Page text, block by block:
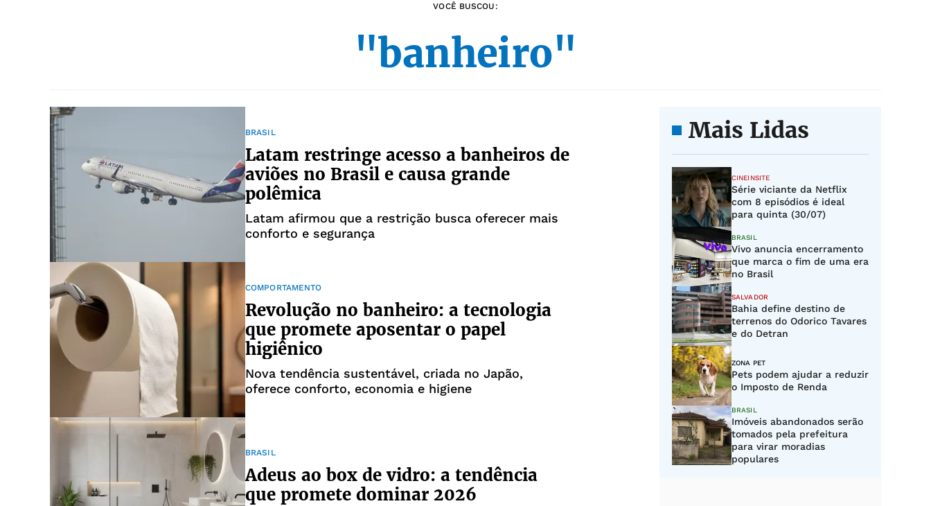
VOCÊ BUSCOU:
"banheiro"
BRASIL
Latam restringe acesso a banheiros de
aviões no Brasil e causa grande
polêmica
Latam afirmou que a restrição busca oferecer mais
conforto e segurança
COMPORTAMENTO
Revolução no banheiro: a tecnologia
que promete aposentar o papel
higiênico
Nova tendência sustentável, criada no Japão,
oferece conforto, economia e higiene
BRASIL
Adeus ao box de vidro: a tendência
que promete dominar 2026
Mais Lidas
CINEINSITE
Série viciante da Netflix
com 8 episódios é ideal
para quinta (30/07)
BRASIL
Vivo anuncia encerramento
que marca o fim de uma era
no Brasil
SALVADOR
Bahia define destino de
terrenos do Odorico Tavares
e do Detran
ZONA PET
Pets podem ajudar a reduzir
o Imposto de Renda
BRASIL
Imóveis abandonados serão
tomados pela prefeitura
para virar moradias
populares